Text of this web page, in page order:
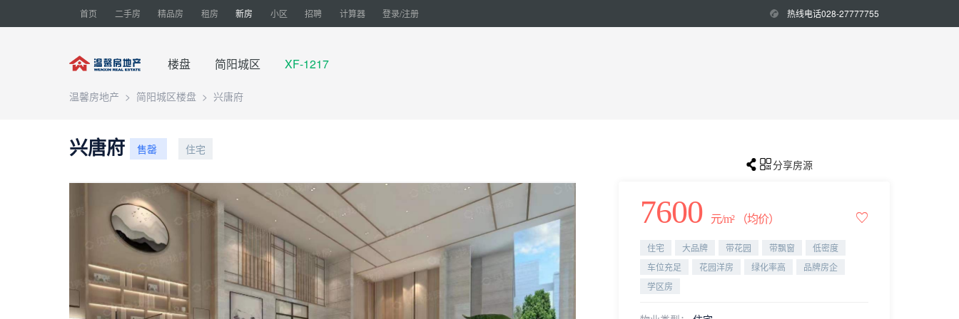
首页 二手房 精品房 租房 新房 小区 招聘 计算器 登录/注册 热线电话028-27777755
楼盘 简阳城区 XF-1217
温馨房地产 > 简阳城区楼盘 > 兴唐府
兴唐府 售罄 住宅
 分享房源

7600 元/m² （均价）
住宅 大品牌 带花园 带飘窗
低密度
车位充足
花园洋房 绿化率高
品牌房企
学区房